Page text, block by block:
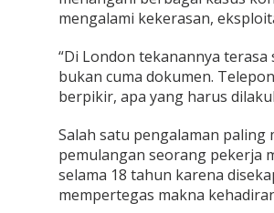
mengalami kekerasan,
“Di London tekanannya
bukan cuma dokumen.
berpikir, apa yang harus
Salah satu pengalaman paling
pemulangan seorang pekerja
selama 18 tahun karena
mempertegas makna